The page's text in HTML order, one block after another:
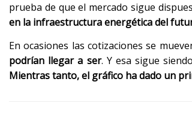
prueba de que el mercado sigue
en la infraestructura energética del
En ocasiones las cotizaciones se
podrían llegar a ser. Y esa sigue
Mientras tanto, el gráfico ha dado un